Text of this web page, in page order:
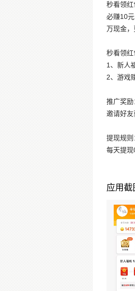
秒看领
必赚10
万现金，
秒看领红
1、新人
2、游戏
推广奖励
邀请好
提现规则
每天提
应用截